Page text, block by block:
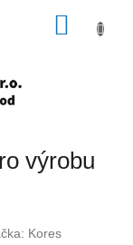
výrobu
Kores